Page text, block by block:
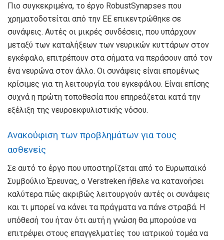
Πιο συγκεκριμένα, το έργο RobustSynapses που
χρηματοδοτείται από την ΕΕ επικεντρώθηκε σε
συνάψεις. Αυτές οι μικρές συνδέσεις, που υπάρχουν
μεταξύ των καταλήξεων των νευρικών κυττάρων στον
εγκέφαλο, επιτρέπουν στα σήματα να περάσουν από τον
ένα νευρώνα στον άλλο. Οι συνάψεις είναι επομένως
κρίσιμες για τη λειτουργία του εγκεφάλου. Είναι επίσης
συχνά η πρώτη τοποθεσία που επηρεάζεται κατά την
εξέλιξη της νευροεκφυλιστικής νόσου.
Ανακούφιση των προβλημάτων για τους
ασθενείς
Σε αυτό το έργο που υποστηρίζεται από το Ευρωπαϊκό
Συμβούλιο Έρευνας, ο Verstreken ήθελε να κατανοήσει
καλύτερα πώς ακριβώς λειτουργούν αυτές οι συνάψεις
και τι μπορεί να κάνει τα πράγματα να πάνε στραβά. Η
υπόθεσή του ήταν ότι αυτή η γνώση θα μπορούσε να
επιτρέψει στους επαγγελματίες του ιατρικού τομέα να